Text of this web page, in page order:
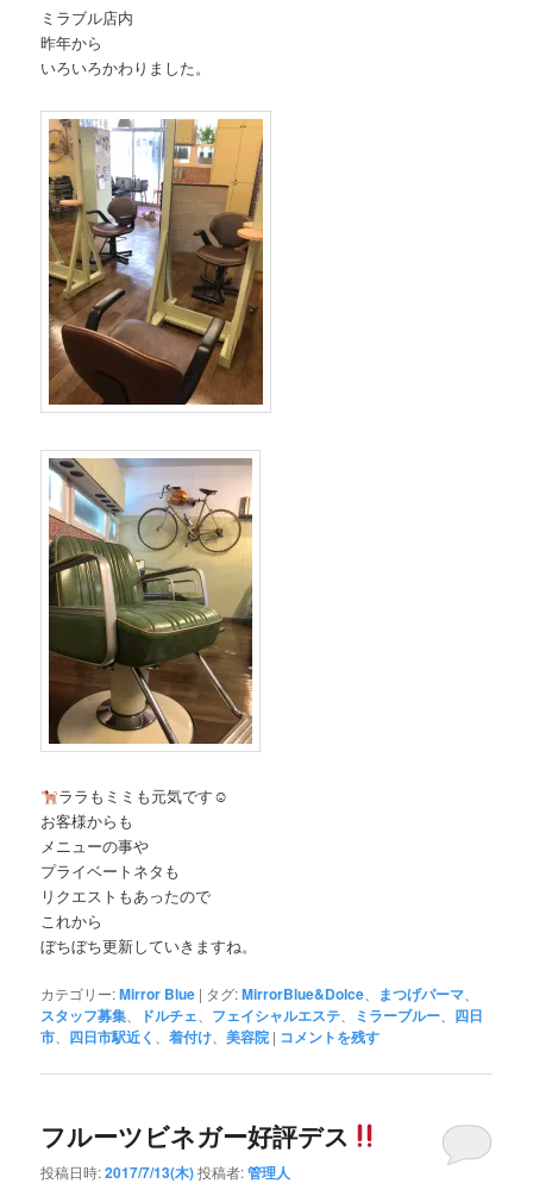
ミラブル店内
昨年から
いろいろかわりました。
ララもミミも元気です☺︎
お客様からも
メニューの事や
プライベートネタも
リクエストもあったので
これから
ぼちぼち更新していきますね。
カテゴリー:Mirror Blue | タグ:MirrorBlue&Dolce、 まつげパーマ、
スタッフ募集、 ドルチェ、 フェイシャルエステ、 ミラーブルー、 四日
市、 四日市駅近く 、着付け、美容院 | コメントを残す
フルーツビネガー好評デス
投稿日時:2017/7/13(木)投稿者:管理人